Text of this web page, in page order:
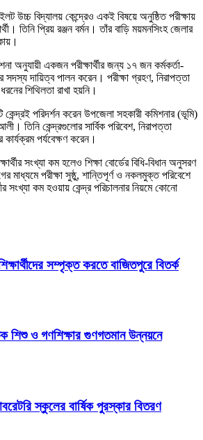
উচ্চ বিদ্যালয় কেন্দ্রেও একই বিষয়ে অনুষ্ঠিত পরীক্ষায়
তিনি প্রিয় রঞ্জন বর্মন। তাঁর বাড়ি ময়মনসিংহ জেলার
অনুযায়ী একজন পরীক্ষার্থীর জন্য ১৭ জন কর্মকর্তা-
সদস্য দায়িত্ব পালন করেন। পরীক্ষা গ্রহণ, নিরাপত্তা
শিথিলতা রাখা হয়নি।
কেন্দ্রই পরিদর্শন করেন উপজেলা সহকারী কমিশনার (ভূমি)
তিনি কেন্দ্রগুলোর সার্বিক পরিবেশ, নিরাপত্তা
কার্যক্রম পর্যবেক্ষণ করেন।
সংখ্যা কম হলেও শিক্ষা বোর্ডের বিধি-বিধান অনুসরণ
মাধ্যমে পরীক্ষা সুষ্ঠু, শান্তিপূর্ণ ও নকলমুক্ত পরিবেশে
সংখ্যা কম হওয়ায় কেন্দ্র পরিচালনার নিয়মে কোনো
সম্পৃক্ত করতে বাজিতপুরে বিতর্ক
শিশু ও গণশিক্ষার গুণগতমান উন্নয়নে
স্কুলের বার্ষিক পুরস্কার বিতরণ